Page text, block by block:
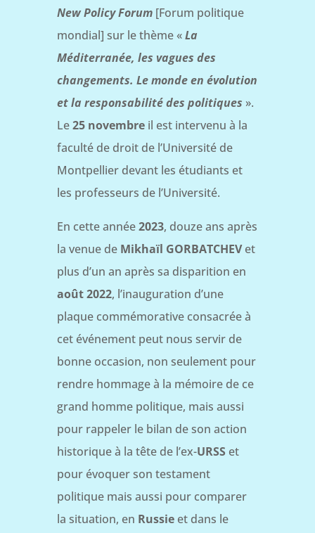
New Policy Forum[Forum politique
mondial] sur le thème «La
Méditerranée, les vagues des
changements. Le monde en évolution
et la responsabilité des politiques ».
Le25 novembreil est intervenu à la
faculté de droit de l’Université de
Montpellier devant les étudiants et
les professeurs de l’Université.
En cette année2023, douze ans après
la venue de Mikhaïl GORBATCHEVet
plus d’un an après sa disparition en
août 2022, l’inauguration d’une
plaque commémorative consacrée à
cet événement peut nous servir de
bonne occasion, non seulement pour
rendre hommage à la mémoire de ce
grand homme politique, mais aussi
pour rappeler le bilan de son action
historique à la tête de l’ex-URSSet
pour évoquer son testament
politique mais aussi pour comparer
la situation, en Russieet dans le